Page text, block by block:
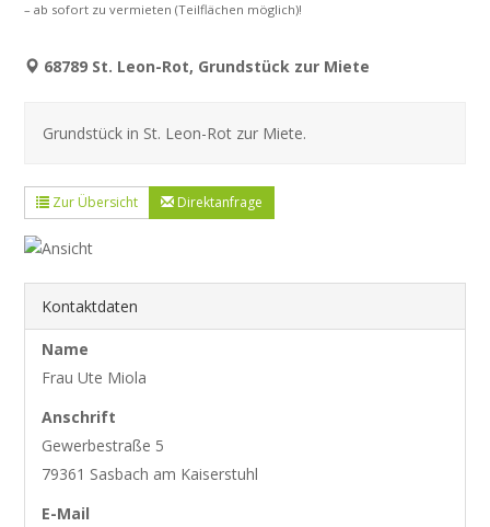
– ab sofort zu vermieten (Teilflächen möglich)!
68789 St. Leon-Rot, Grundstück zur Miete
Grundstück in St. Leon-Rot zur Miete.
Zur Übersicht Direktanfrage
Kontaktdaten
Name
Frau Ute Miola
Anschrift
Gewerbestraße 5
79361 Sasbach am Kaiserstuhl
E-Mail